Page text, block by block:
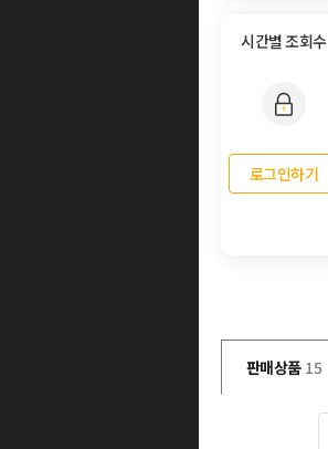
시간별 조회수
로그인하기
판매상품 15